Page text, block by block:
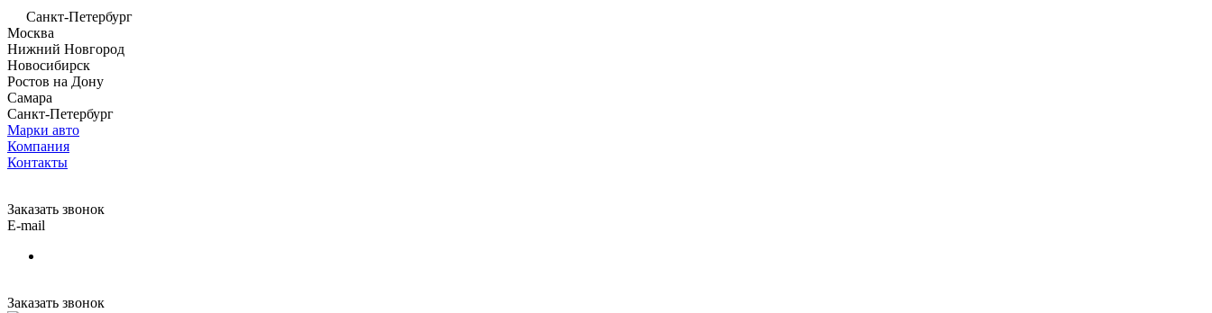
Санкт-Петербург
Москва
Нижний Новгород
Новосибирск
Ростов на Дону
Самара
Санкт-Петербург
Марки авто
Компания
Контакты
Заказать звонок
E-mail
Заказать звонок